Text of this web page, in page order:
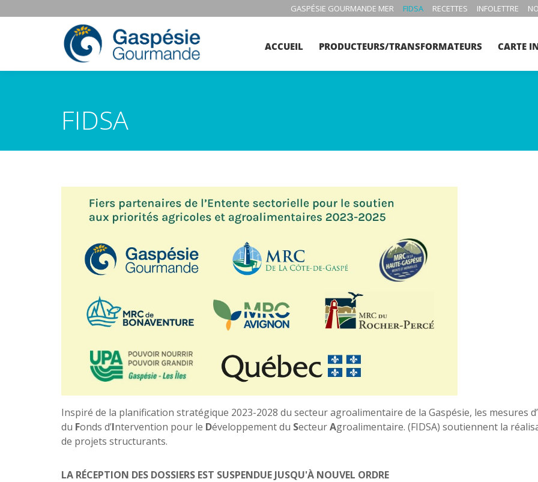
GASPÉSIE GOURMANDE MER FIDSA RECETTES INFOLETTRE
ACCUEIL PRODUCTEURS/TRANSFORMATEURS CARTE
FIDSA
Inspiré de la planification stratégique 2023-2028 du secteur agroalimentaire de la Gaspésie, les mesures
du Fonds d’Intervention pour le Développement du SecteurAgroalimentaire. (FIDSA) soutiennent la
de projets structurants.
LA RÉCEPTION DES DOSSIERS EST SUSPENDUE JUSQU'À NOUVEL ORDRE